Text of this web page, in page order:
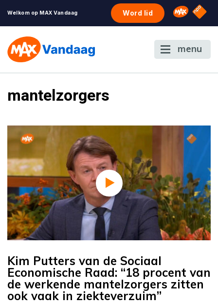
Welkom op MAX Vandaag Word lid Omroep
NPO
menu
mantelzorgers
Kim Putters van de Sociaal
Economische Raad: “18 procent van
de werkende mantelzorgers zitten
ook vaak in ziekteverzuim”